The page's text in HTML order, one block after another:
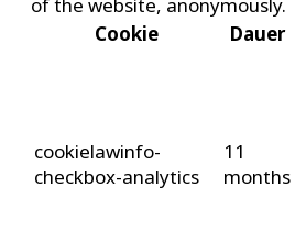
Cookie
Dauer
cookielawinfo-
checkbox-analytics
11
months